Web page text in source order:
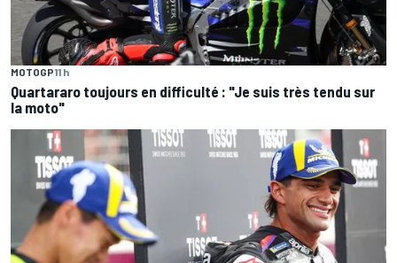
MOTOGP11 h
Quartararo toujours en difficulté : "Je suis très tendu sur
la moto"